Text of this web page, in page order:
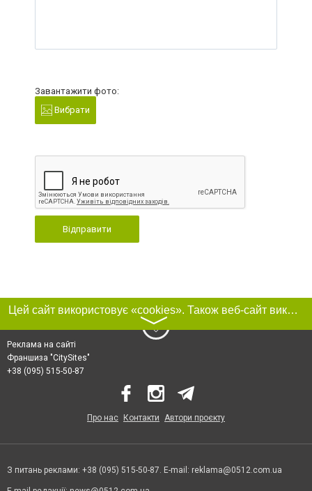
Завантажити фото:
Вибрати
Відправити
Цей сайт використовує «cookies». Також веб-сайт використовує інтернет-сервіс для збору технічних даних стосовно відвідувачів з метою отримання маркетингової та статистичної інформації. Умови обробки даних відвідувачів сайту див.
〉
Реклама на сайті
Франшиза "CitySites"
+38 (095) 515-50-87
Про нас Контакти Автори проєкту
З питань реклами: +38 (095) 515-50-87. E-mail: reklama@0512.com.ua